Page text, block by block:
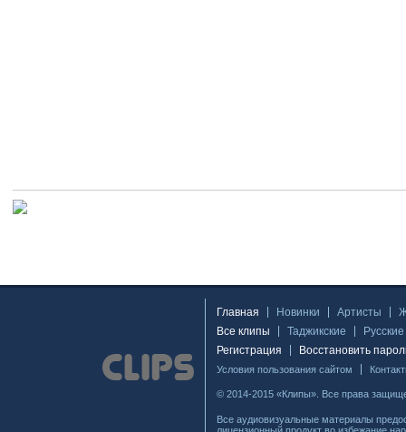
Главная Новинки Артисты
Все клипы
Таджикские
Русские
Регистрация
Восстановить
Условия пользования сайтом
© 2014-2015 «Клипы». Все права
Все аудиовизуальные материалы